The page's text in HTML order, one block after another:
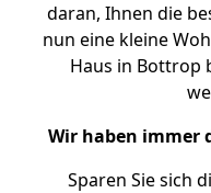
daran, Ihnen die
nun eine kleine
Haus in Bottrop
Wir haben immer
Sparen Sie sich